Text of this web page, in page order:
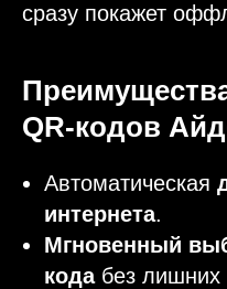
сразу покажет
QR-кодов
Автоматическая
интернета.
Мгновенный
кодабез лишних